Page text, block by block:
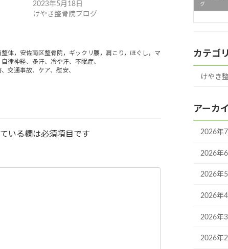
2023年5月18日
けやき整骨院ブログ
体，安佐南区整骨院，ギックリ腰，肩こり，ほぐし，マッサージ，整体，整骨
律神経、多汗、冷や汗、不眠症、
交通事故、ケア、慰安、
いる欄は必須項目です
グ
カテゴ
けやき
アーカ
2026年7
2026年6
2026年5
2026年4
2026年3
2026年2